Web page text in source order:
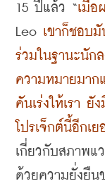
15 ปีแล้ว “เมื่อ
Leo เขาก็ชอบ
ร่วมในฐานะนัก
ความหมายมาก
คันเร่งให้เรา
โปรเจ็กต์นี้อีกเย
เกี่ยวกับสภาพแ
ด้วยความยั่งยืน